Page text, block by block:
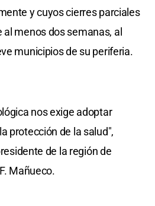
y cuyos cierres parciales
menos dos semanas, al
municipios de su periferia.
nos exige adoptar
protección de la salud",
de la región de
Mañueco.